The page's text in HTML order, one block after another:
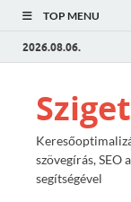
TOP MENU
2026.08.06.
szövegírás, SEO
segítségével